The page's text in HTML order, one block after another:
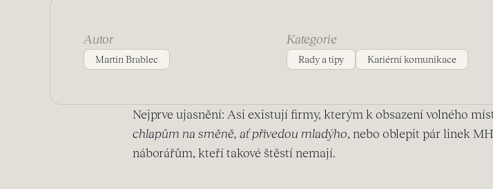
Autor
Martin Brablec
Kategorie
Rady a tipy Kariérní komunikace
Nejprve ujasnění: Asi existují firmy, kterým k obsazení volného
chlapům na směně, ať přivedou mladýho, nebo oblepit pár linek
náborářům, kteří takové štěstí nemají.